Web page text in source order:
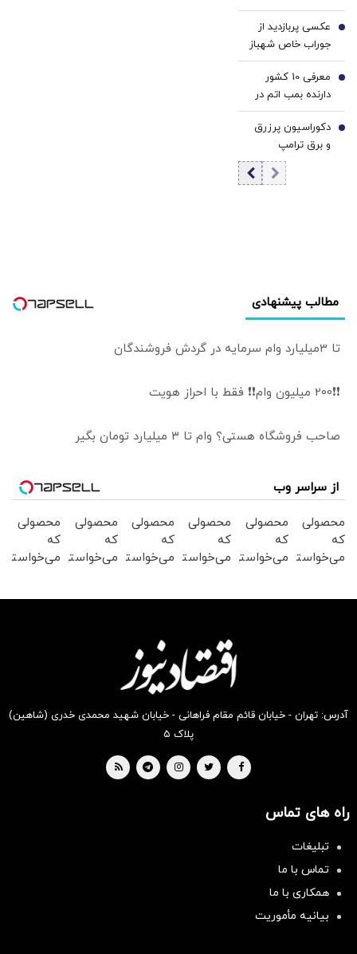
مرتضوی/ حرف های
تازه پزشکیان درباره
بازگشت ایرانی ها
به کشور
عکسی پربازدید از
جوراب‌ خاص شهباز
شریف در مراسم
امضاء توافق‌ مکه
5
معرفی 10 کشور
دارنده بمب اتم در
جهان/ کدام کشور
بیشترین بمب اتم
را دارد؟ +
6
دکوراسیون پرزرق‌
و برق ترامپ
تداعی‌کننده
کاخ‌های صدام
7
مطالب پیشنهادی
تا 3میلیارد وام سرمایه در گردش فروشندگان
❗❗200 میلیون وام❗❗ فقط با احراز هویت
صاحب فروشگاه هستی؟ وام تا ۳ میلیارد تومان بگیر
از سراسر وب
محصولی
که
می‌خواستی
محصولی
که
می‌خواستی
محصولی
که
می‌خواستی
بخر !
محصولی
که
می‌خواستی
بخر !
محصولی
که
می‌خواستی
محصولی
که
می‌خواستی
آدرس: تهران - خیابان قائم مقام فراهانی - خیابان شهید محمدی خدری (شاهین)
پلاک ۵
راه های تماس
تبلیغات
تماس با ما
همکاری با ما
بیانیه مأموریت